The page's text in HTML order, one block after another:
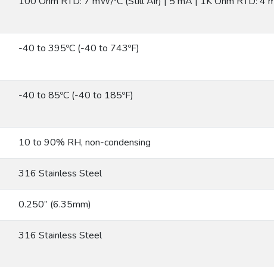
-40 to 395ºC (-40 to 743ºF)
-40 to 85ºC (-40 to 185ºF)
10 to 90% RH, non-condensing
316 Stainless Steel
0.250” (6.35mm)
316 Stainless Steel